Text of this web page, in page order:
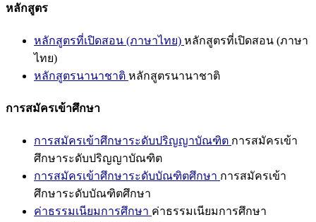
หลักสูตร
หลักสูตรที่เปิดสอน (ภาษาไทย) หลักสูตรที่เปิดสอน (ภาษา
ไทย)
หลักสูตรนานาชาติ หลักสูตรนานาชาติ
การสมัครเข้าศึกษา
การสมัครเข้าศึกษาระดับปริญญาบัณฑิต การสมัครเข้า
ศึกษาระดับปริญญาบัณฑิต
การสมัครเข้าศึกษาระดับบัณฑิตศึกษา การสมัครเข้า
ศึกษาระดับบัณฑิตศึกษา
ค่าธรรมเนียมการศึกษา ค่าธรรมเนียมการศึกษา